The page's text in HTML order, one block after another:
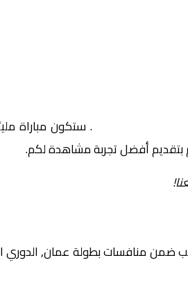
. ستكون مباراة
بتقديم أفضل تجربة مشاهدة لكم.